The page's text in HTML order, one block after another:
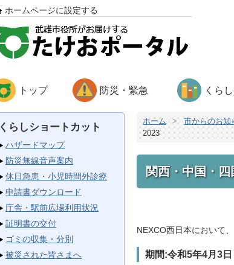
ホームページに設定する
トップ 防災・緊急 くら
くらしショートカット
ハザードマップ
防災無線音声案内
休日急患・小児時間外診療
申請書ダウンロード
庁舎・駅前広場利用状況
証明書の交付
ゴミの収集・分別
被災された皆さまへ
ホーム > 市からのお知
2023
関西・中国・
NEXCO西日本において
期間:令和5年4月3